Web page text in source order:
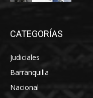
CATEGORÍAS
Judiciales
Barranquilla
Nacional